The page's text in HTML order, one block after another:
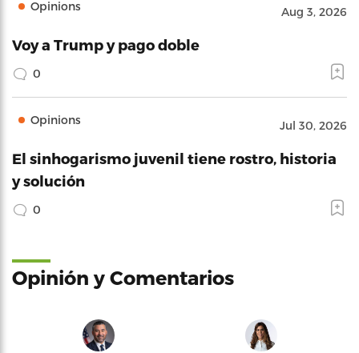
Opinions Aug 3, 2026
Voy a Trump y pago doble
0
Opinions Jul 30, 2026
El sinhogarismo juvenil tiene rostro, historia
y solución
0
Opinión y Comentarios